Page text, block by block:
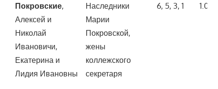
Покровские,
Алексей и
Николай
Ивановичи,
Екатерина и
Лидия Ивановны
Наследники
Марии
Покровской,
жены
коллежского
секретаря
6, 5, 3, 1 1.000